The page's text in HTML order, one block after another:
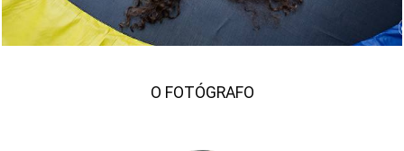
O FOTÓGRAFO